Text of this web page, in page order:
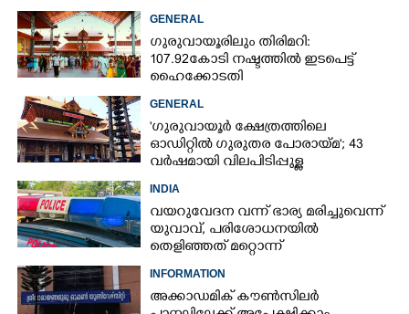
GENERAL
ഗുരുവായൂരിലും തിരിമറി:
107.92 കോടി നഷ്ടത്തിൽ ഇടപെട്ട്
ഹൈക്കോടതി
GENERAL
'ഗുരുവായൂർ ക്ഷേത്രത്തിലെ
ഓഡിറ്റിൽ ഗുരുതര പോരായ്മ'; 43
വർഷമായി വിലപിടിപ്പുള്ള
നടത്തിയിട്ടില്ലെന്ന് ഹൈക്കോടതി
INDIA
വയറുവേദന വന്ന് ഭാര്യ മരിച്ചുവെന്ന്
യുവാവ്,​ പരിശോധനയിൽ
തെളിഞ്ഞത് മറ്റൊന്ന്
INFORMATION
അക്കാഡമിക് കൗൺസിലർ